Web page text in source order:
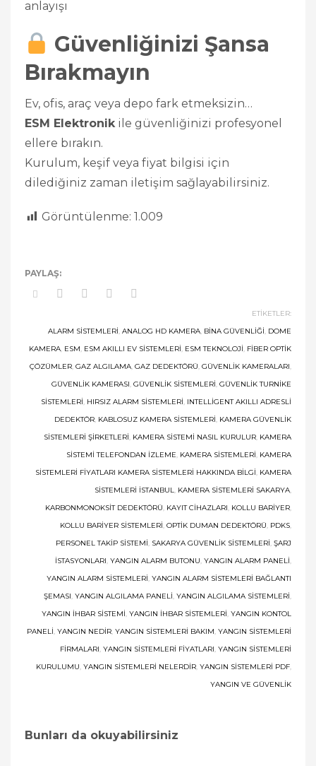
anlayışı
Güvenliğinizi Şansa
Bırakmayın
Ev, ofis, araç veya depo fark etmeksizin…
ESM Elektronikile güvenliğinizi profesyonel
ellere bırakın.
Kurulum, keşif veya fiyat bilgisi için
dilediğiniz zaman iletişim sağlayabilirsiniz.
Görüntülenme: 1.009
ETIKETLER:
ALARM SISTEMLERI, ANALOG HD KAMERA, BINA GÜVENLIĞI, DOME
KAMERA, ESM, ESM AKILLI EV SISTEMLERI, ESM TEKNOLOJI, FIBER OPTIK
ÇÖZÜMLER, GAZ ALGILAMA, GAZ DEDEKTÖRÜ, GÜVENLIK KAMERALARI,
GÜVENLIK KAMERASI, GÜVENLIK SISTEMLERI, GÜVENLIK TURNIKE
SISTEMLERI, HIRSIZ ALARM SISTEMLERI, INTELLIGENT AKILLI ADRESLI
DEDEKTÖR, KABLOSUZ KAMERA SISTEMLERI, KAMERA GÜVENLIK
SISTEMLERI ŞIRKETLERI, KAMERA SISTEMI NASIL KURULUR, KAMERA
SISTEMI TELEFONDAN İZLEME, KAMERA SISTEMLERI, KAMERA
SISTEMLERI FIYATLARI KAMERA SISTEMLERI HAKKINDA BILGI, KAMERA
SISTEMLERI İSTANBUL, KAMERA SISTEMLERI SAKARYA,
KARBONMONOKSIT DEDEKTÖRÜ, KAYIT CIHAZLARI, KOLLU BARIYER,
KOLLU BARIYER SISTEMLERI, OPTIK DUMAN DEDEKTÖRÜ, PDKS,
PERSONEL TAKIP SISTEMI, SAKARYA GÜVENLIK SISTEMLERI, ŞARJ
İSTASYONLARI, YANGIN ALARM BUTONU, YANGIN ALARM PANELI,
YANGIN ALARM SISTEMLERI, YANGIN ALARM SISTEMLERI BAĞLANTI
ŞEMASI, YANGIN ALGILAMA PANELI, YANGIN ALGILAMA SISTEMLERI,
YANGIN İHBAR SISTEMI, YANGIN İHBAR SISTEMLERI, YANGIN KONTOL
PANELI, YANGIN NEDIR, YANGIN SISTEMLERI BAKIM, YANGIN SISTEMLERI
FIRMALARI, YANGIN SISTEMLERI FIYATLARI, YANGIN SISTEMLERI
KURULUMU, YANGIN SISTEMLERI NELERDIR, YANGIN SISTEMLERI PDF,
YANGIN VE GÜVENLIK
Bunları da okuyabilirsiniz